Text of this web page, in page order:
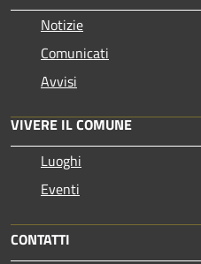
Notizie
Comunicati
Avvisi
VIVERE IL COMUNE
Luoghi
Eventi
CONTATTI